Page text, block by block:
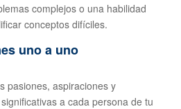
complejos o una habilidad
conceptos difíciles.
uno a uno
pasiones, aspiraciones y
a cada persona de tu